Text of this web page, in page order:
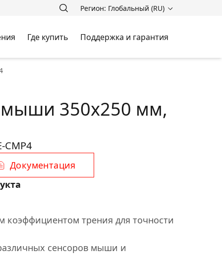
Регион: Глобальный (RU)
Где купить Поддержка и гарантия
мыши 350x250 мм,
CMP4
Документация
коэффициентом трения для точности
сенсоров мыши и